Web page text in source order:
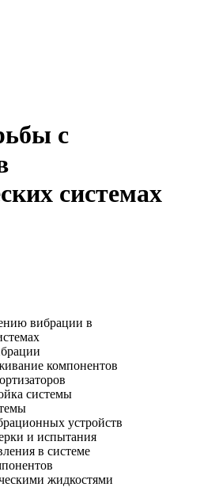
с
системах
вибрации в
компонентов
системы
устройств
и испытания
в системе
жидкостями